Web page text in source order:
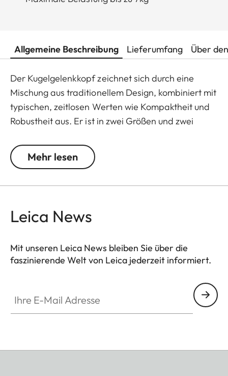
Allgemeine Beschreibung Lieferumfang Über
Der Kugelgelenkkopf zeichnet sich durch eine
Mischung aus traditionellem Design, kombiniert mit
typischen, zeitlosen Werten wie Kompaktheit und
Robustheit aus. Er ist in zwei Größen und zwei
Belastung von bis zu 7 kg erhältlich. So ist der
Kugelgelenkkopf 18 mit allen Kameratypen
Materialien, wie Messing, Stahl und Aluminium,
Fotografen spürbar.
Mehr lesen
Leica News
Mit unseren Leica News bleiben Sie über die
faszinierende Welt von Leica jederzeit informiert.